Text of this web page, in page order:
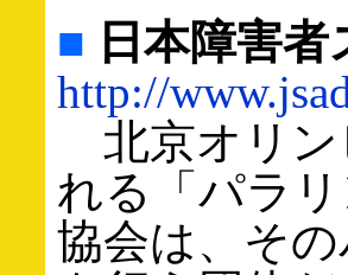
■ 日本障害
http://
北京オリン
れる「パラ
協会は、そ